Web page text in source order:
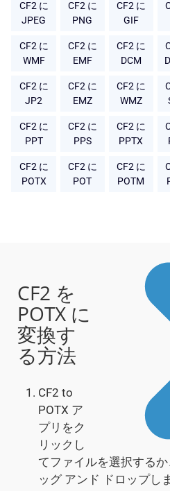
CF2 に
JPEG
CF2 に
PNG
CF2 に
GIF
CF2 に
WMF
CF2 に
EMF
CF2 に
DCM
CF2 に
JP2
CF2 に
EMZ
CF2 に
WMZ
CF2 に
PPT
CF2 に
PPS
CF2 に
PPTX
CF2 に
POTX
CF2 に
POT
CF2 に
POTM
CF2 を
POTX に
変換す
る方法
CF2 to
POTX ア
プリをク
リックし
てファイルを選択する
ッグ アンド ドロップし